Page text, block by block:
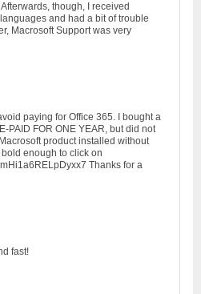
though, I received
and had a bit of trouble
Macrosoft Support was very
paying for Office 365. I bought a
PAID FOR ONE YEAR, but did not
product installed without
enough to click on
Thanks for a
fast!